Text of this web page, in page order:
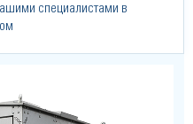
специалистами в